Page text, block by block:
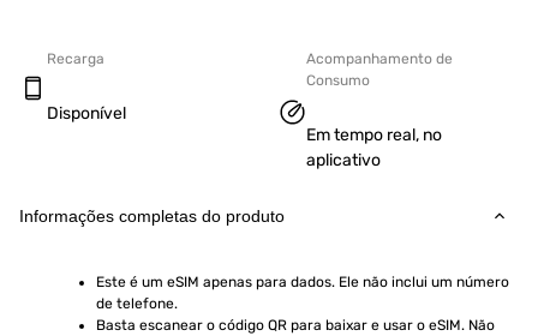
Recarga
Disponível
Acompanhamento de
Consumo
Em tempo real, no
aplicativo
Informações completas do produto
Este é um eSIM apenas para dados. Ele não inclui um número
de telefone.
Basta escanear o código QR para baixar e usar o eSIM. Não